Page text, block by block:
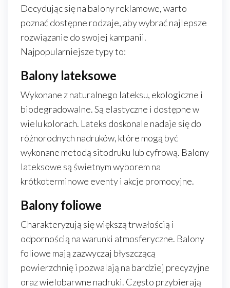
Decydując się na balony reklamowe, warto
poznać dostępne rodzaje, aby wybrać najlepsze
rozwiązanie do swojej kampanii.
Najpopularniejsze typy to:
Balony lateksowe
Wykonane z naturalnego lateksu, ekologiczne i
biodegradowalne. Są elastyczne i dostępne w
wielu kolorach. Lateks doskonale nadaje się do
różnorodnych nadruków, które mogą być
wykonane metodą sitodruku lub cyfrową. Balony
lateksowe są świetnym wyborem na
krótkoterminowe eventy i akcje promocyjne.
Balony foliowe
Charakteryzują się większą trwałością i
odpornością na warunki atmosferyczne. Balony
foliowe mają zazwyczaj błyszczącą
powierzchnię i pozwalają na bardziej precyzyjne
oraz wielobarwne nadruki. Często przybierają